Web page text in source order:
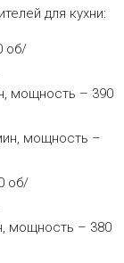
для кухни:
об/
мощность – 390
мощность –
об/
мощность – 380